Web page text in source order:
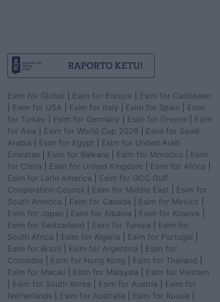
Esim for Global Esim for Europe
Esim for Caribbean
Esim for USA Esim for Italy Esim for Spain
Esim
for Turkey
Esim for Germany Esim for Greece
Esim
for Asia
Esim for World Cup 2026
Esim for Saudi
Arabia
Esim for Egypt
Esim for United Arab
Emirates
Esim for Balkans Esim for Morocco
Esim
for China
Esim for United Kingdom Esim for Africa
Esim for Latin America
Esim for GCC Gulf
Cooperation Council
Esim for Middle East
Esim for
South America
Esim for Canada Esim for Mexico
Esim for Japan
Esim for Albania Esim for Kosovo
Esim for Switzerland
Esim for Tunisia
Esim for
South Africa
Esim for Algeria Esim for Portugal
Esim for Brazil
Esim for Argentina
Esim for
Colombia
Esim for Hong Kong Esim for Thailand
Esim for Macau
Esim for Malaysia
Esim for Vietnam
Esim for South Korea Esim for Austria
Esim for
Netherlands
Esim for Australia Esim for Russia